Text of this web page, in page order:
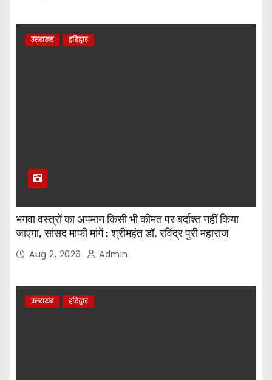
उत्तराखंड हरिद्वार
भगवा वस्त्रों का अपमान किसी भी कीमत पर बर्दाश्त नहीं किया
जाएगा, सांसद माफी मांगें : श्रीमहंत डॉ. रविंद्र पुरी महाराज
Aug 2, 2026 Admin
उत्तराखंड हरिद्वार